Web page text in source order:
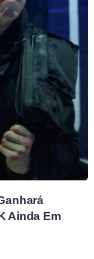
Ainda Em